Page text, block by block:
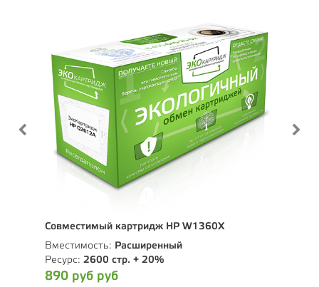
Совместимый картридж HP W1360X
Вместимость:
Расширенный
Ресурс: 2600 стр. + 20%
890 руб руб